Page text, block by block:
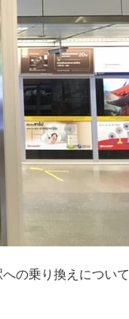
の乗り換えについて